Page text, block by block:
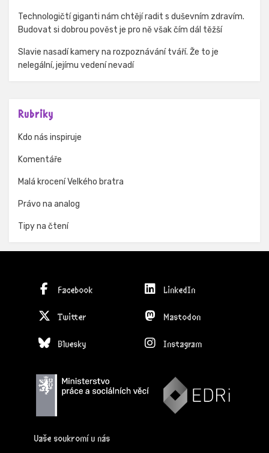
Technologičtí giganti nám chtějí radit s duševním zdravím.
Budovat si dobrou pověst je pro ně však čím dál těžší
Slavie nasadí kamery na rozpoznávání tváří. Že to je
nelegální, jejímu vedení nevadí
Rubriky
Kdo nás inspiruje
Komentáře
Malá krocení Velkého bratra
Právo na analog
Tipy na čtení
Facebook LinkedIn
Twitter Mastodon
Bluesky Instagram
Vaše soukromí u nás